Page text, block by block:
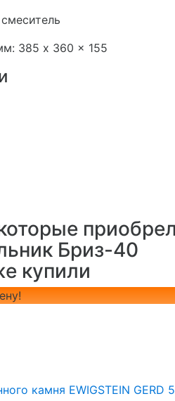
385 x 360 x 155
Бриз-40
купили